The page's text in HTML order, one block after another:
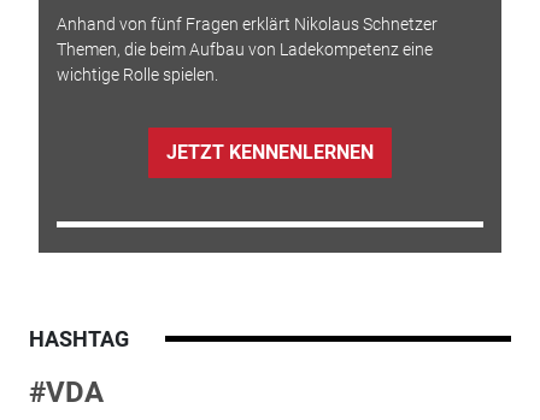
Anhand von fünf Fragen erklärt Nikolaus Schnetzer
Themen, die beim Aufbau von Ladekompetenz eine
wichtige Rolle spielen.
JETZT KENNENLERNEN
HASHTAG
#VDA